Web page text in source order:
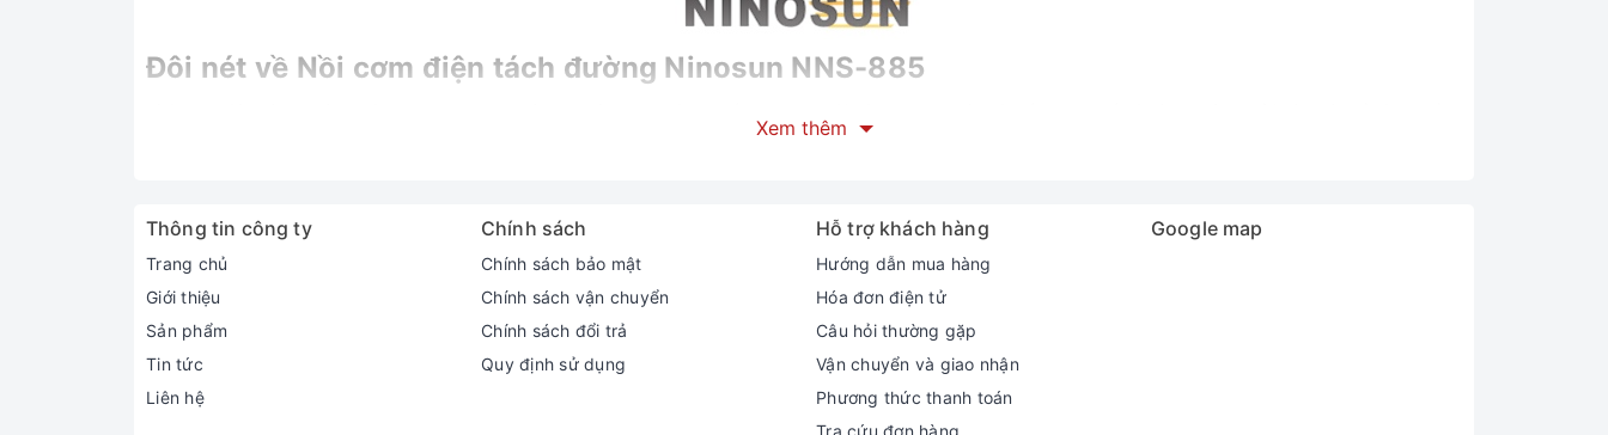
Đôi nét về Nồi cơm điện tách đường Ninosun NNS-885
nấu cơm như nồi thông thường, nấu cháo, hấp khô…được ví như những nồi nấu cơm đa năng, dễ dàng sử dụng, tiện lợi.
Xem thêm
Thông tin công ty
Trang chủ
Giới thiệu
Sản phẩm
Tin tức
Liên hệ
Chính sách
Chính sách bảo mật
Chính sách vận chuyển
Chính sách đổi trả
Quy định sử dụng
Hỗ trợ khách hàng
Hướng dẫn mua hàng
Hóa đơn điện tử
Câu hỏi thường gặp
Vận chuyển và giao nhận
Phương thức thanh toán
Tra cứu đơn hàng
Google map